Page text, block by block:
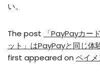
い。
The post
「PayPayカー
ット」はPayPayと同じ体
first appeared on ペイ